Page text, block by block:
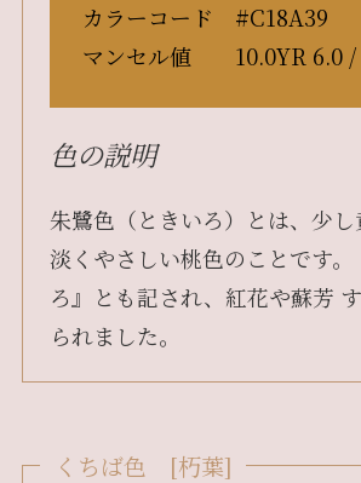
カラーコード #C18A39
マンセル値 10.0YR 6.0 /
色の説明
朱鷺色（ときいろ）とは、少
淡くやさしい桃色のことです
ろ』とも記され、紅花や蘇芳
られました。
くちば色 [朽葉]